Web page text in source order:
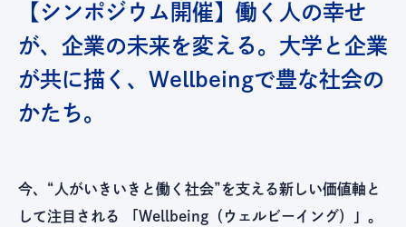
【シンポジウム開催】働く人の幸せ
が、企業の未来を変える。大学と企業
が共に描く、Wellbeingで豊な社会の
かたち。
今、“人がいきいきと働く社会”を支える新しい価値軸と
して注目される 「Wellbeing（ウェルビーイング）」。